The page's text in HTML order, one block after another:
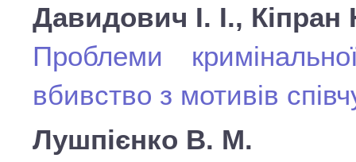
Давидович І. І.,
Проблеми
вбивство з мотивів
Лушпієнко В. М.